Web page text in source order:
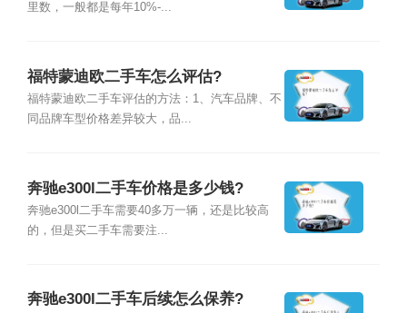
里数，一般都是每年10%-...
福特蒙迪欧二手车怎么评估?
福特蒙迪欧二手车评估的方法：1、汽车品牌、不
同品牌车型价格差异较大，品...
奔驰e300l二手车价格是多少钱?
奔驰e300l二手车需要40多万一辆，还是比较高
的，但是买二手车需要注...
奔驰e300l二手车后续怎么保养?